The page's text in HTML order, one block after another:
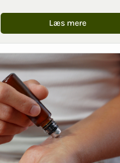
Læs mere